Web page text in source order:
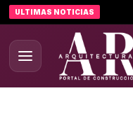
ULTIMAS NOTICIAS